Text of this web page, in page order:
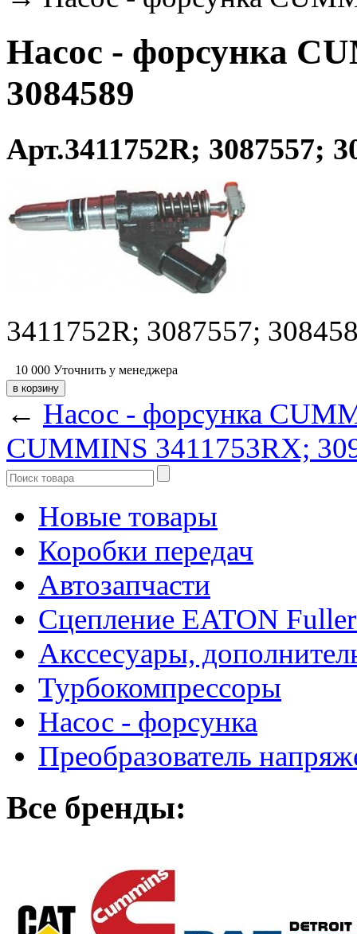
Насос - форсунка
3084589
Арт.3411752R; 3087557;
3411752R; 3087557;
10 000 Уточнить у менеджера
← Насос - форсунка
CUMMINS 3411753RX;
Новые товары
Коробки передач
Автозапчасти
Сцепление EATON
Акссесуары,
Турбокомпрессоры
Насос - форсунка
Преобразователь
Все бренды: